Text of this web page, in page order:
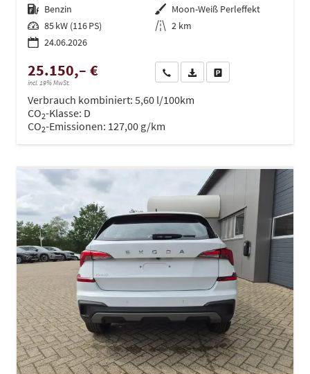
Kraftstoff Benzin Außenfarbe Moon-Weiß Perleffekt
Leistung 85 kW (116 PS) Kilometerstand 2 km
24.06.2026
25.150,– €
incl. 19% MwSt.
Wir rufen Sie anPDF-Datei, Fahrzeugexposé
Verbrauch kombiniert: 5,60 l/100km
CO2-Klasse: D
CO2-Emissionen: 127,00 g/km